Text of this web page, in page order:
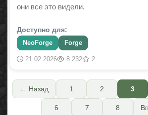
они все это видели.
Доступно для:
NeoForge Forge
21.02.2026 8 232 2
← Назад 1 2 3
6 7 8